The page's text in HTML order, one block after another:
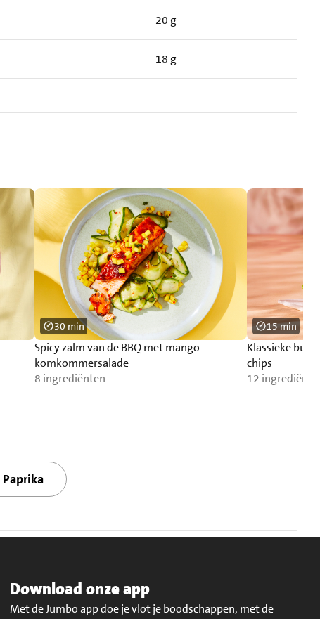
20 g
18 g
Spicy zalm van de BBQ met mango-
komkommersalade
8 ingrediënten
30 min
Klassieke
chips
12
15 min
Paprika
Download onze app
Met de Jumbo app doe je vlot je boodschappen, met de